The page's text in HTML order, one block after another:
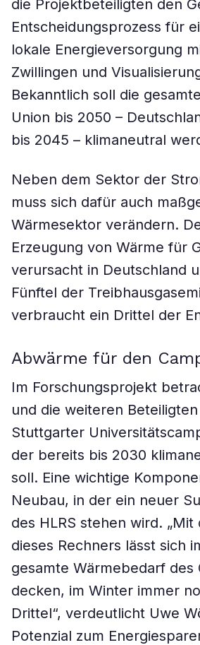
die Projektbeteiligten den
Entscheidungsprozess für
lokale Energieversorgung
Zwillingen und
Bekanntlich soll die
Union bis 2050 –
bis 2045 – klimaneutral
Neben dem Sektor der
muss sich dafür auch
Wärmesektor verändern.
Erzeugung von Wärme für
verursacht in Deutschland
Fünftel der
verbraucht ein Drittel der
Abwärme für den
Im Forschungsprojekt
und die weiteren
Stuttgarter
der bereits bis 2030
soll. Eine wichtige
Neubau, in der ein neuer
des HLRS stehen wird.
dieses Rechners lässt sich
gesamte Wärmebedarf des
decken, im Winter immer
Drittel“, verdeutlicht Uwe
Potenzial zum